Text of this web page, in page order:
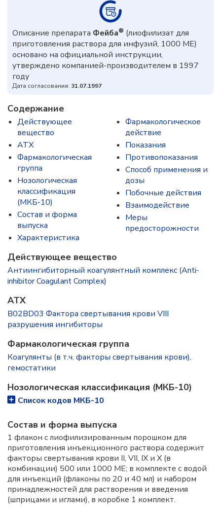
Описание препарата Фейба® (лиофилизат для
приготовления раствора для инфузий, 1000 МЕ)
основано на официальной инструкции,
утверждено компанией-производителем в 1997
году
Дата согласования: 31.07.1997
Содержание
Действующее
вещество
ATX
Фармакологическая
группа
Нозологическая
классификация
(МКБ-10)
Состав и форма
выпускa
Характеристика
Фармакологическое
действие
Показания
Противопоказания
Способ применения и
дозы
Побочные действия
Взаимодействие
Меры
предосторожности
Действующее вещество
Антиингибиторный коагулянтный комплекс (Anti-
inhibitor Coagulant Complex)
ATX
B02BD03 Фактора свертывания крови VIII
разрушения ингибиторы
Фармакологическая группа
Коагулянты (в т.ч. факторы свертывания крови),
гемостатики
Нозологическая классификация (МКБ-10)
Список кодов МКБ-10
Состав и форма выпускa
1 флакон с лиофилизированным порошком для
приготовления инъекционного раствора содержит
факторы свертывания крови II, VII, IX и X (в
комбинации) 500 или 1000 МЕ; в комплекте с водой
для инъекций (флаконы по 20 и 40 мл) и набором
принадлежностей для растворения и введения
(шприцами и иглами), в коробке 1 комплект.